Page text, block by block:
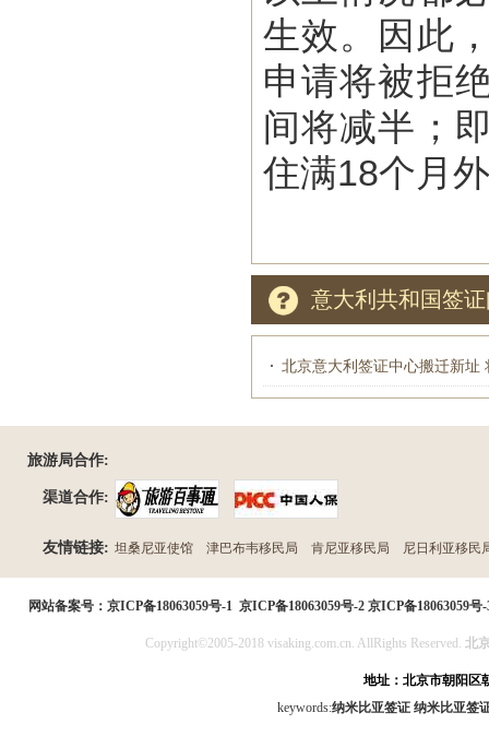
生效。因此
申请将被拒
间将减半；
住满18个月
意大利共和国签
北京意大利签证中心搬迁新址
旅游局合作:
渠道合作:
友情链接: 坦桑尼亚使馆 津巴布韦移民局 肯尼亚移民局 尼日利亚移民
网站备案号： 京ICP备18063059号-1 京ICP备18063059号-2 京ICP备18063059号-
Copyright©2005-2018 visaking.com.cn. AllRights Reserved. 北
地址：北京市朝阳区
keywords:纳米比亚签证 纳米比亚签